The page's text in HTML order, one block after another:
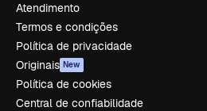
Atendimento
Termos e condições
Política de privacidade
Originais New
Política de cookies
Central de confiabilidade